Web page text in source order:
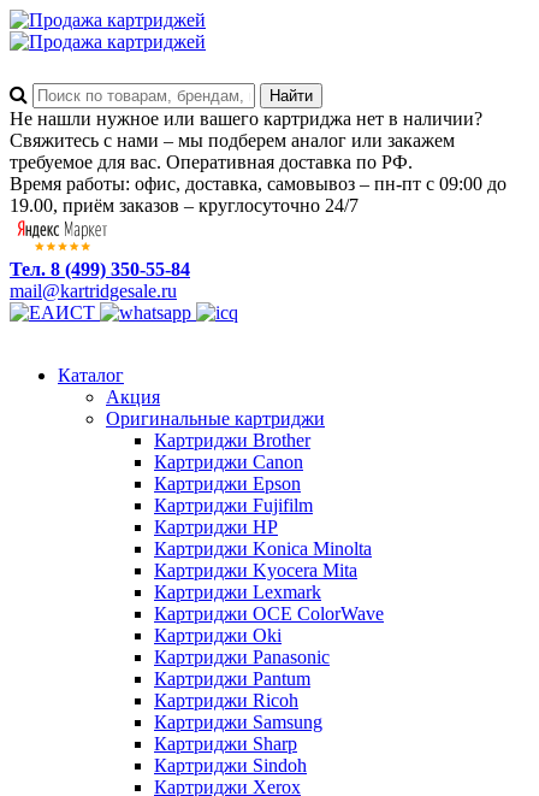
Не нашли нужное или вашего картриджа нет в наличии?
Свяжитесь с нами – мы подберем аналог или закажем
требуемое для вас. Оперативная доставка по РФ.
Время работы: офис, доставка, самовывоз – пн-пт с 09:00 до
19.00, приём заказов – круглосуточно 24/7
Тел. 8 (499) 350-55-84
mail@kartridgesale.ru
Каталог
Акция
Оригинальные картриджи
Картриджи Brother
Картриджи Canon
Картриджи Epson
Картриджи Fujifilm
Картриджи HP
Картриджи Konica Minolta
Картриджи Kyocera Mita
Картриджи Lexmark
Картриджи OCE ColorWave
Картриджи Oki
Картриджи Panasonic
Картриджи Pantum
Картриджи Ricoh
Картриджи Samsung
Картриджи Sharp
Картриджи Sindoh
Картриджи Xerox